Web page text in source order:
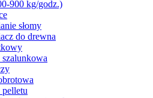
900 kg/godz.)
słomy
do drewna
pelletu